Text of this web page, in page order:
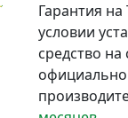
Гарантия на
условии
средство